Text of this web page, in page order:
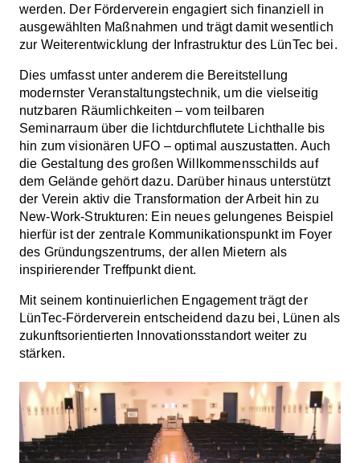
werden. Der Förderverein engagiert sich finanziell in
ausgewählten Maßnahmen und trägt damit wesentlich
zur Weiterentwicklung der Infrastruktur des LünTec bei.
Dies umfasst unter anderem die Bereitstellung
modernster Veranstaltungstechnik, um die vielseitig
nutzbaren Räumlichkeiten – vom teilbaren
Seminarraum über die lichtdurchflutete Lichthalle bis
hin zum visionären UFO – optimal auszustatten. Auch
die Gestaltung des großen Willkommensschilds auf
dem Gelände gehört dazu. Darüber hinaus unterstützt
der Verein aktiv die Transformation der Arbeit hin zu
New-Work-Strukturen: Ein neues gelungenes Beispiel
hierfür ist der zentrale Kommunikationspunkt im Foyer
des Gründungszentrums, der allen Mietern als
inspirierender Treffpunkt dient.
Mit seinem kontinuierlichen Engagement trägt der
LünTec-Förderverein entscheidend dazu bei, Lünen als
zukunftsorientierten Innovationsstandort weiter zu
stärken.